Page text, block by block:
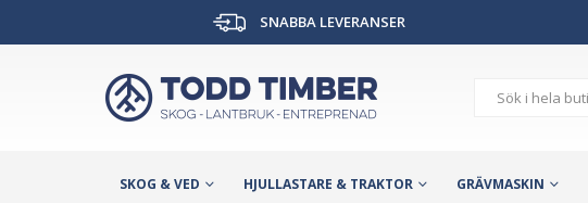
SNABBA LEVERANSER
SKOG & VED HJULLASTARE & TRAKTOR GRÄVMASKIN